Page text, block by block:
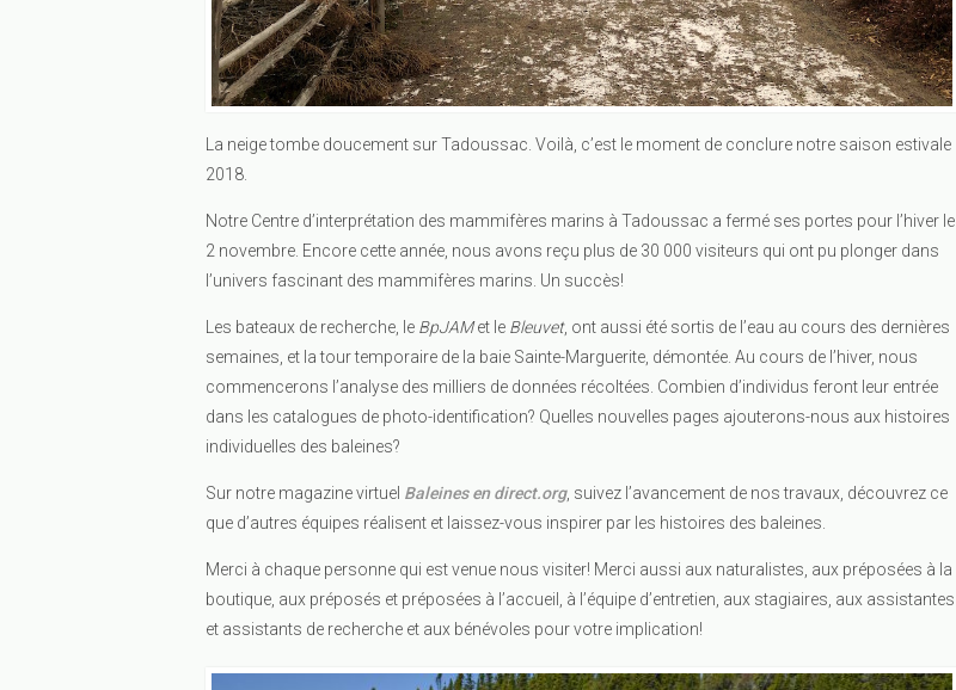
La neige tombe doucement sur Tadoussac. Voilà, c’est le moment de conclure notre saison estivale
2018.
Notre Centre d’interprétation des mammifères marins à Tadoussac a fermé ses portes pour l’hiver le
2 novembre. Encore cette année, nous avons reçu plus de 30 000 visiteurs qui ont pu plonger dans
l’univers fascinant des mammifères marins. Un succès!
Les bateaux de recherche, le BpJAMet le Bleuvet, ont aussi été sortis de l’eau au cours des dernières
semaines, et la tour temporaire de la baie Sainte-Marguerite, démontée. Au cours de l’hiver, nous
commencerons l’analyse des milliers de données récoltées. Combien d’individus feront leur entrée
dans les catalogues de photo-identification? Quelles nouvelles pages ajouterons-nous aux histoires
individuelles des baleines?
Sur notre magazine virtuel Baleines en direct.org, suivez l’avancement de nos travaux, découvrez ce
que d’autres équipes réalisent et laissez-vous inspirer par les histoires des baleines.
Merci à chaque personne qui est venue nous visiter! Merci aussi aux naturalistes, aux préposées à la
boutique, aux préposés et préposées à l’accueil, à l’équipe d’entretien, aux stagiaires, aux assistantes
et assistants de recherche et aux bénévoles pour votre implication!